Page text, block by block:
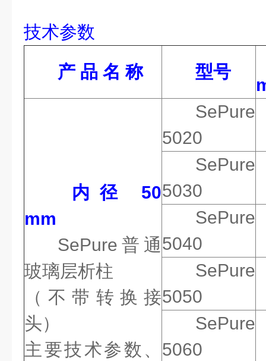
技术参数
产 品 名 称 型号
内径 50
mm
SePure 普通
玻璃层析柱
（不带转换接
头）
主要技术参数、
SePure
5020
SePure
5030
SePure
5040
SePure
5050
SePure
5060